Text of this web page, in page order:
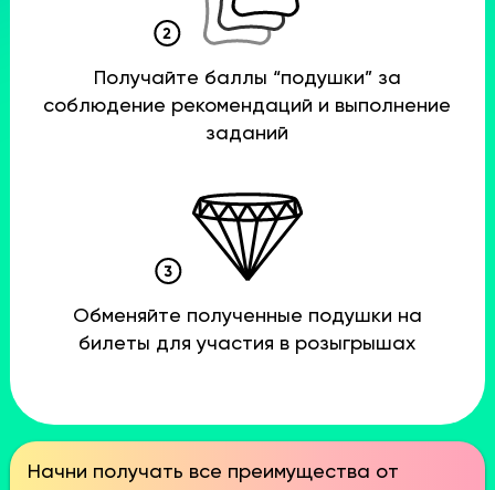
Получайте баллы “подушки” за
соблюдение рекомендаций и выполнение
заданий
Обменяйте полученные подушки на
билеты для участия в розыгрышах
Начни получать все преимущества от